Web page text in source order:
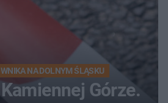
NA DOLNYM ŚLĄSKU
Górze.